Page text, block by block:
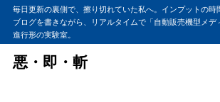
毎日更新の裏側で、擦り切れていた私へ。インプットの時
ブログを書きながら、リアルタイムで「自動販売機型メデ
進行形の実験室。
悪・即・斬